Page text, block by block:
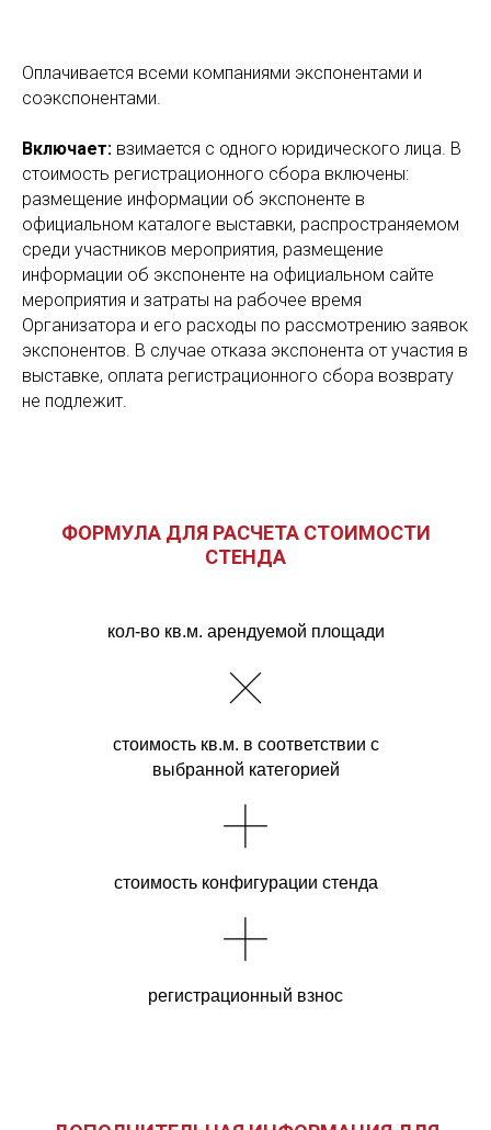
Оплачивается всеми компаниями экспонентами и
соэкспонентами.
Включает: взимается с одного юридического лица. В
стоимость регистрационного сбора включены:
размещение информации об экспоненте в
официальном каталоге выставки, распространяемом
среди участников мероприятия, размещение
информации об экспоненте на официальном сайте
мероприятия и затраты на рабочее время
Организатора и его расходы по рассмотрению заявок
экспонентов. В случае отказа экспонента от участия в
выставке, оплата регистрационного сбора возврату
не подлежит.
ФОРМУЛА ДЛЯ РАСЧЕТА СТОИМОСТИ
СТЕНДА
стоимость кв.м. в соответствии с
выбранной категорией
стоимость конфигурации стенда
регистрационный взнос
кол-во кв.м. арендуемой площади